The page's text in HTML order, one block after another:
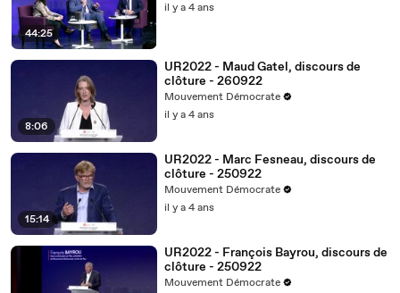
44:25
il y a 4 ans
8:06
UR2022 - Maud Gatel, discours de
clôture - 260922
Mouvement Démocrate
il y a 4 ans
15:14
UR2022 - Marc Fesneau, discours de
clôture - 250922
Mouvement Démocrate
il y a 4 ans
UR2022 - François Bayrou, discours de
clôture - 250922
Mouvement Démocrate